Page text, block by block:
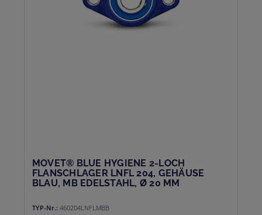
MOVET® BLUE HYGIENE 2-LOCH
FLANSCHLAGER LNFL 204, GEHÄUSE
BLAU, MB EDELSTAHL, Ø 20 MM
TYP-Nr.: 460204LNFLMBB